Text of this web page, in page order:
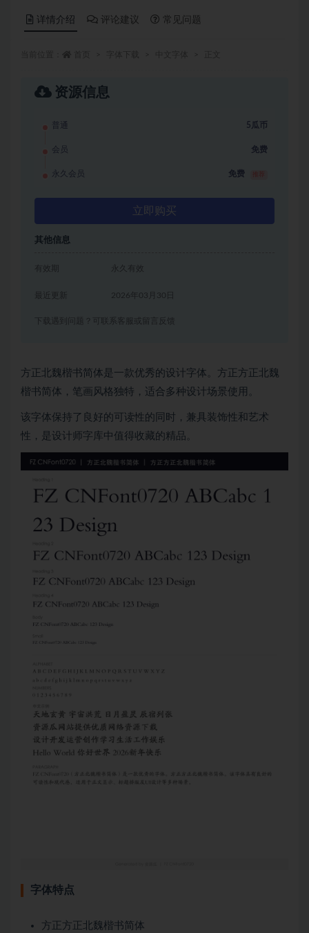
详情介绍 评论建议 常见问题
资源信息
普通 5瓜币
会员 免费
永久会员 免费
立即购买
其他信息
有效期 永久有效
2026年03月30日
下载遇到问题？可联系客服或留言反馈
方正北魏楷书简体是一款优秀的设计字体。方正方正北魏
楷书简体，笔画风格独特，适合多种设计场景使用。
该字体保持了良好的可读性的同时，兼具装饰性和艺术
性，是设计师字库中值得收藏的精品。
字体特点
方正方正北魏楷书简体